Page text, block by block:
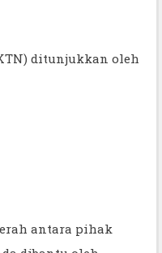
ditunjukkan oleh
antara pihak